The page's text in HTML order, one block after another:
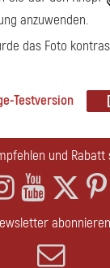
anzuwenden.
das Foto
Testversion
und Rabatt
abonnieren